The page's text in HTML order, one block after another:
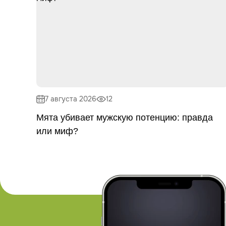
7 августа 2026 12
Мята убивает мужскую потенцию: правда
или миф?